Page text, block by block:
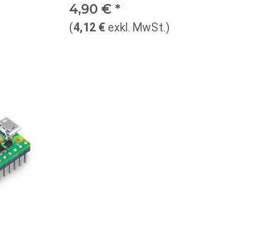
4,90 € *
(4,12 € exkl. MwSt. )